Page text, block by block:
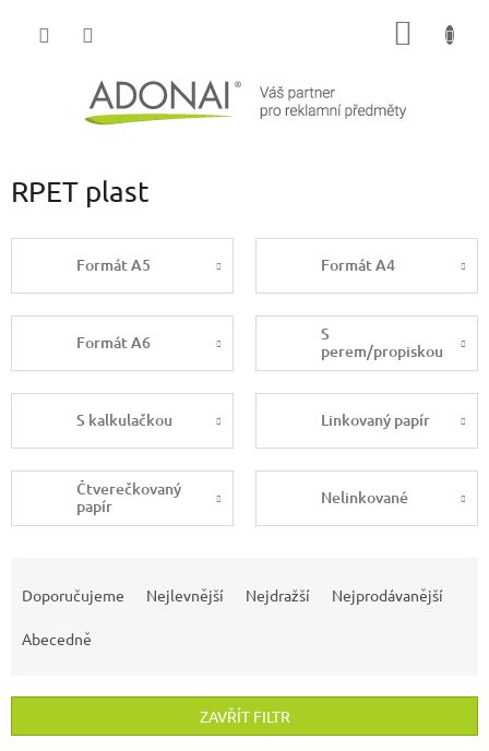
RPET plast
Formát A5 Formát A4
Formát A6
S
perem/propiskou
S kalkulačkou Linkovaný papír
Čtverečkovaný
papír
Nelinkované
r
Doporučujeme Nejlevnější Nejdražší Nejprodávanější
Abecedně
ZAVŘÍT FILTR